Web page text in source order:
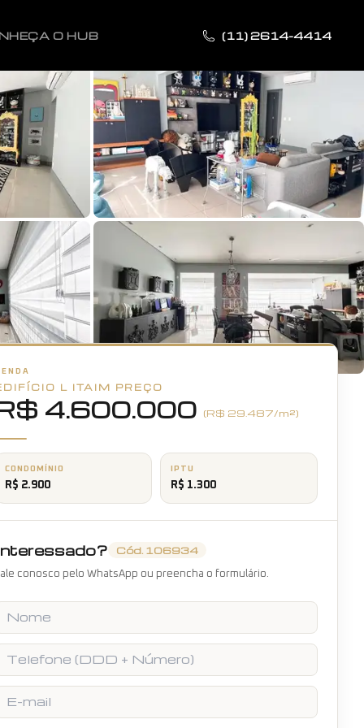
O HUB (11) 2614-4414
+ 14fotos
L ITAIM PREÇO
4.600.000 (R$ 29.487/m²)
CONDOMÍNIO
R$ 2.900
IPTU
R$ 1.300
Cód. 106934
conosco pelo WhatsApp ou preencha o formulário.
mail